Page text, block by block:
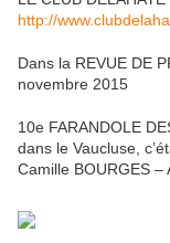
http://
Dans la REVUE DE
novembre 2015
10e FARANDOLE
dans le Vaucluse,
Camille BOURGES –